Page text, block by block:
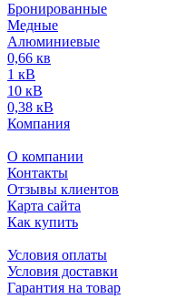
Бронированные
Медные
Алюминиевые
0,66 кв
1 кВ
10 кВ
0,38 кВ
Компания
О компании
Контакты
Отзывы клиентов
Карта сайта
Как купить
Условия оплаты
Условия доставки
Гарантия на товар